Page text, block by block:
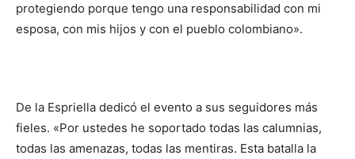
protegiendo porque tengo una responsabilidad con mi
esposa, con mis hijos y con el pueblo colombiano».
De la Espriella dedicó el evento a sus seguidores más
fieles. «Por ustedes he soportado todas las calumnias,
todas las amenazas, todas las mentiras. Esta batalla la